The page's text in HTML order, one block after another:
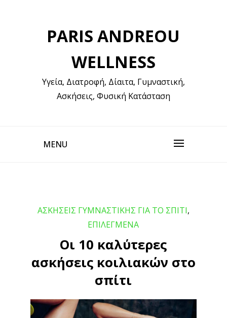
PARIS ANDREOU
WELLNESS
Υγεία, Διατροφή, Δίαιτα, Γυμναστική,
Ασκήσεις, Φυσική Κατάσταση
MENU
ΑΣΚΗΣΕΙΣ ΓΥΜΝΑΣΤΙΚΗΣ ΓΙΑ ΤΟ ΣΠΙΤΙ,
ΕΠΙΛΕΓΜΕΝΑ
Οι 10 καλύτερες
ασκήσεις κοιλιακών στο
σπίτι